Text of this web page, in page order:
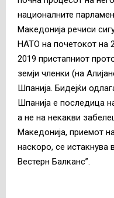
националните
Македонија речиси
НАТО на почетокот на
2019 пристапниот
земји членки (на
Шпанија. Бидејќи
Шпанија е последица
а не на некакви
Македонија, приемот
наскоро, се истакнува
Вестерн Балканс”.